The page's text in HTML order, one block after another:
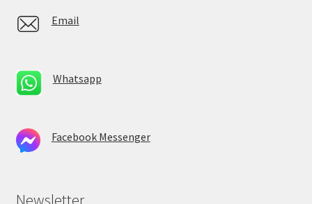
Email
Whatsapp
Facebook Messenger
Newsletter